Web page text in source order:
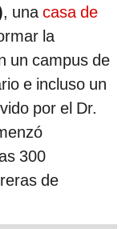
, unacasa de
la
un campus de
e incluso un
por el Dr.
300
de